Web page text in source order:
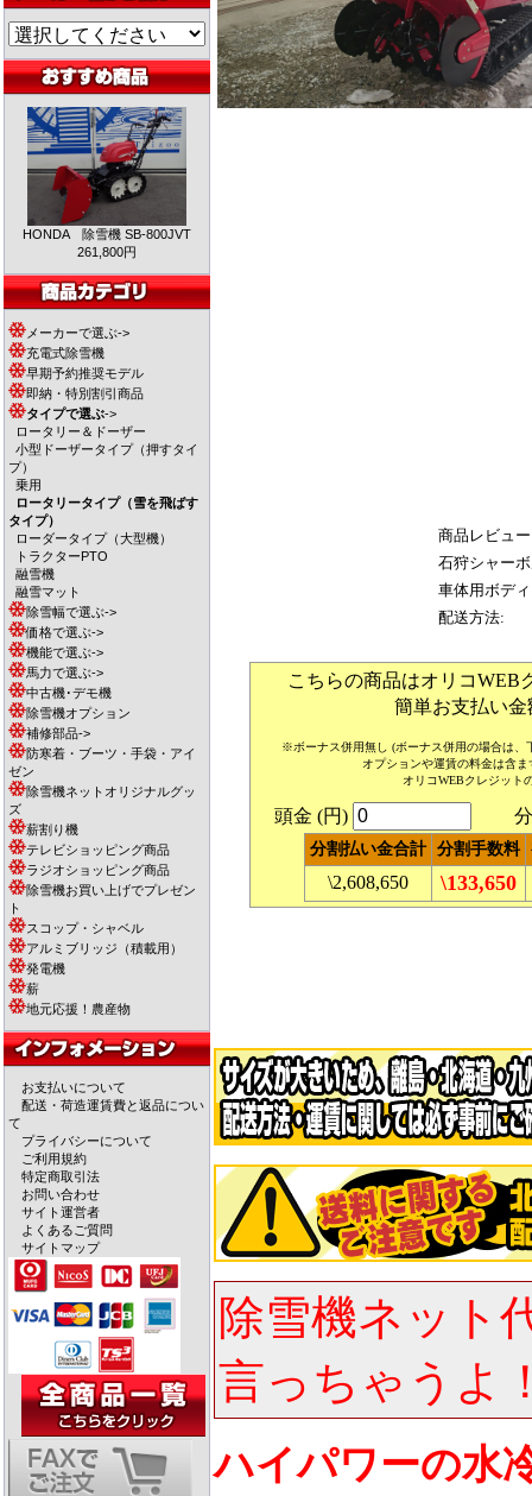
HONDA 除雪機 SB-800JVT
261,800円
メーカーで選ぶ->
充電式除雪機
早期予約推奨モデル
即納・特別割引商品
タイプで選ぶ->
ロータリー＆ドーザー
小型ドーザータイプ（押すタイ
プ）
乗用
ロータリータイプ（雪を飛ばす
タイプ）
ローダータイプ（大型機）
トラクターPTO
融雪機
融雪マット
除雪幅で選ぶ->
価格で選ぶ->
機能で選ぶ->
馬力で選ぶ->
中古機･デモ機
除雪機オプション
補修部品->
防寒着・ブーツ・手袋・アイ
ゼン
除雪機ネットオリジナルグッ
ズ
薪割り機
テレビショッピング商品
ラジオショッピング商品
除雪機お買い上げでプレゼン
ト
スコップ・シャベル
アルミブリッジ（積載用）
発電機
薪
地元応援！農産物
お支払いについて
配送・荷造運賃費と返品につい
て
プライバシーについて
ご利用規約
特定商取引法
お問い合わせ
サイト運営者
よくあるご質問
サイトマップ
商品レビュ
石狩シャー
車体用ボデ
配送方法:
こちらの商品はオリコWEB
簡単お支払い
※ボーナス併用無し (ボーナス併用の場合は、
オプションや運賃の料金は含
オリコWEBクレジット
頭金 (円) 分
分割払い金合計 分割手数料
\2,608,650 \133,650
除雪機ネット
言っちゃうよ
ハイパワーの水